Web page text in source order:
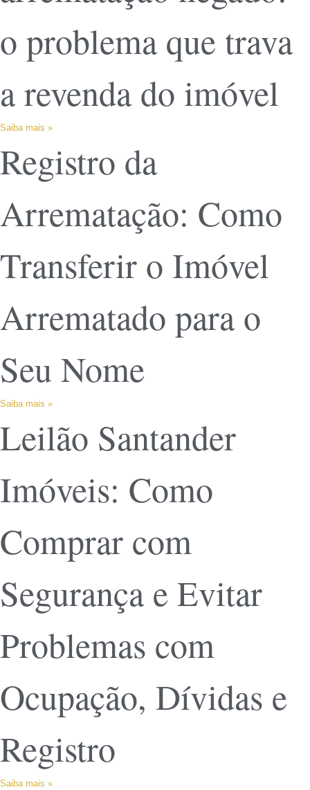
o problema que trava
a revenda do imóvel
Saiba mais »
Registro da
Arrematação: Como
Transferir o Imóvel
Arrematado para o
Seu Nome
Saiba mais »
Leilão Santander
Imóveis: Como
Comprar com
Segurança e Evitar
Problemas com
Ocupação, Dívidas e
Registro
Saiba mais »